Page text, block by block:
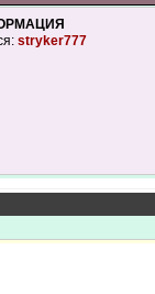
stryker777